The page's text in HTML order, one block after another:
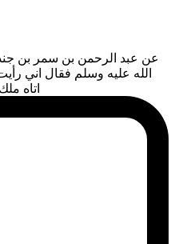
عن عبد الرحمن بن سمر بن
الله عليه وسلم فقال اني
اتاه